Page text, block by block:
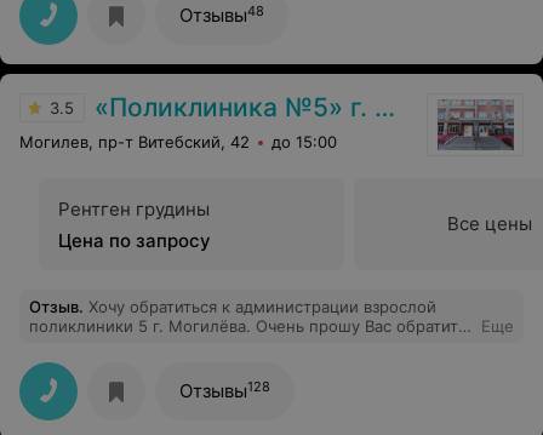
Отзывы48
3.5 «Поликлиника №5» г. Могилев
Могилев, пр-т Витебский, 42 до 15:00
Рентген грудины
Цена по запросу
Все цены
Отзыв. Хочу обратиться к администрации взрослой
поликлиники 5 г. Могилёва. Очень прошу Вас обратить
3.10.2023 позвонила в регистратуру поликлиники
хотела вызвать для матери хирурга ( которая уже 20
лет болеет сахарным диабетом, находясь на инсулине)
мне сказали,что вызов хирурга осуществляется только
Еще
Отзывы128